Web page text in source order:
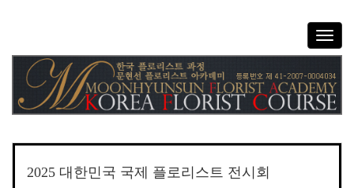
T
o
g
l
e
a
2025 대한민국 국제 플로리스트 전시회